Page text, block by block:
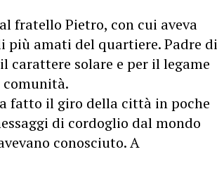
fratello Pietro, con cui aveva
più amati del quartiere. Padre di
carattere solare e per il legame
fatto il giro della città in poche
di cordoglio dal mondo
conosciuto. A